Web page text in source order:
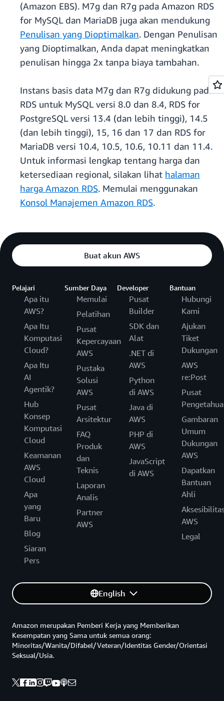
(Amazon EBS). M7g dan R7g pada Amazon RDS
for MySQL dan MariaDB juga akan mendukung
Penulisan yang Dioptimalkan. Dengan Penulisan
yang Dioptimalkan, Anda dapat meningkatkan
penulisan hingga 2x tanpa biaya tambahan.
Instans basis data M7g dan R7g didukung pada
RDS untuk MySQL versi 8.0 dan 8.4, RDS for
PostgreSQL versi 13.4 (dan lebih tinggi), 14.5
(dan lebih tinggi), 15, 16 dan 17 dan RDS for
MariaDB versi 10.4, 10.5, 10.6, 10.11 dan 11.4.
Untuk informasi lengkap tentang harga dan
ketersediaan regional, silakan lihat halaman
harga Amazon RDS. Memulai menggunakan
Konsol Manajemen Amazon RDS.
Buat akun AWS
Pelajari
Apa itu
AWS?
Apa Itu
Komputasi
Cloud?
Apa Itu
AI
Agentik?
Hub
Konsep
Komputasi
Cloud
Keamanan
AWS
Cloud
Apa
yang
Baru
Blog
Siaran
Pers
Sumber Daya
Memulai
Pelatihan
Pusat
Kepercayaan
AWS
Pustaka
Solusi
AWS
Pusat
Arsitektur
FAQ
Produk
dan
Teknis
Laporan
Analis
Partner
AWS
Developer
Pusat
Builder
SDK dan
Alat
.NET di
AWS
Python
di AWS
Java di
AWS
PHP di
AWS
JavaScript
di AWS
Bantuan
Hubungi
Kami
Ajukan
Tiket
Dukungan
AWS
re:Post
Pusat
Gambaran
Umum
Dukungan
AWS
Dapatkan
Bantuan
Ahli
AWS
Legal
English
Amazon merupakan Pemberi Kerja yang Memberikan
Kesempatan yang Sama untuk semua orang:
Minoritas/Wanita/Difabel/Veteran/Identitas Gender/Orientasi
Seksual/Usia.